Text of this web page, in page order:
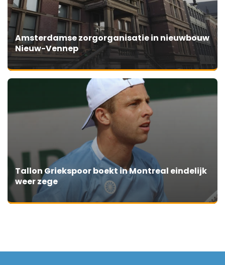
Amsterdamse zorgorganisatie in nieuwbouw
Nieuw-Vennep
Tallon Griekspoor boekt in Montreal eindelijk
weer zege